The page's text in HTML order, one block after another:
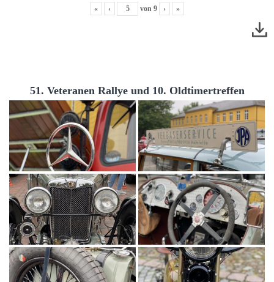
« ‹ von 9 › »
51. Veteranen Rallye und 10. Oldtimertreffen